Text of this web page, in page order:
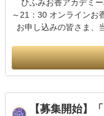
ひふみお香アカデミ
～21：30 オンラインお
お申し込みの皆さま、
【募集開始】